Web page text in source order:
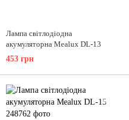
Лампа світлодіодна
акумуляторна Mealux DL-13
453 грн